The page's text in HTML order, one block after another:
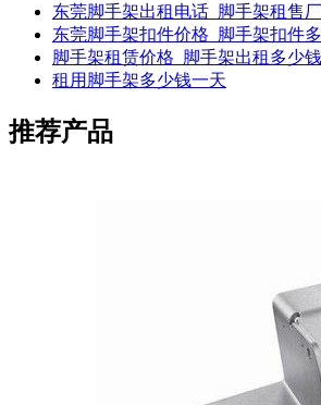
东莞脚手架出租电话_脚手架租售
东莞脚手架扣件价格_脚手架扣件
脚手架租赁价格_脚手架出租多少
租用脚手架多少钱一天
推荐产品